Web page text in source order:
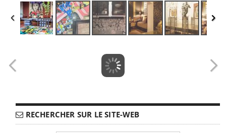
RECHERCHER SUR LE SITE-WEB